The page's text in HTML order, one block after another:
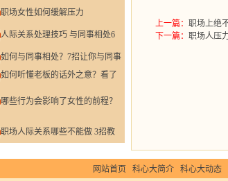
职场女性如何缓解压力
人际关系处理技巧 与同事相处6
如何与同事相处？7招让你与同事
如何听懂老板的话外之意？看了
哪些行为会影响了女性的前程？
职场人际关系哪些不能做 3招教
上一篇： 职场上绝
下一篇： 职场人压
网站首页 科心大简介 科心大动态